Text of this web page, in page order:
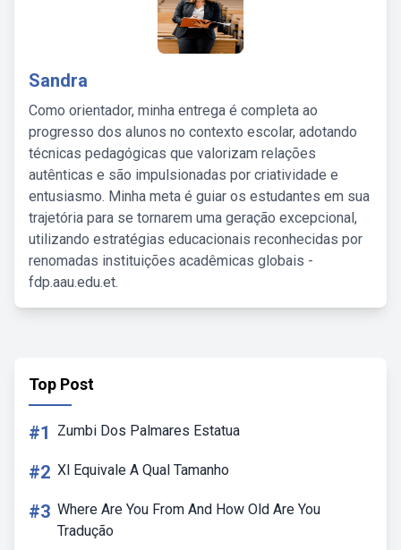
Sandra
Como orientador, minha entrega é completa ao
progresso dos alunos no contexto escolar, adotando
técnicas pedagógicas que valorizam relações
autênticas e são impulsionadas por criatividade e
entusiasmo. Minha meta é guiar os estudantes em sua
trajetória para se tornarem uma geração excepcional,
utilizando estratégias educacionais reconhecidas por
renomadas instituições acadêmicas globais -
fdp.aau.edu.et.
Top Post
#1 Zumbi Dos Palmares Estatua
#2 Xl Equivale A Qual Tamanho
#3 Where Are You From And How Old Are You
Tradução